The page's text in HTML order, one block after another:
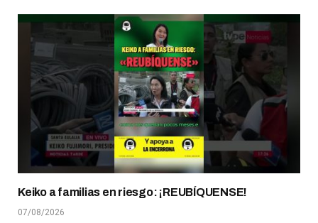
Keiko a familias en riesgo: ¡REUBÍQUENSE!
07/08/2026